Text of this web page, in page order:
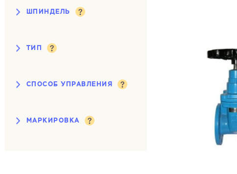
40 кгс/см²
ШПИНДЕЛЬ
ТИП
с обрезиненным клином
СПОСОБ УПРАВЛЕНИЯ
МАРКИРОВКА